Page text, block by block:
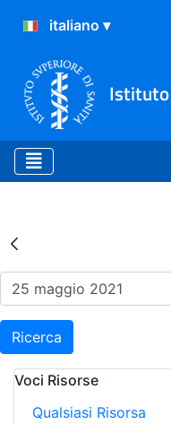
Istituto
Risultati
Ricerca
Voci Risorse
Qualsiasi Risorsa